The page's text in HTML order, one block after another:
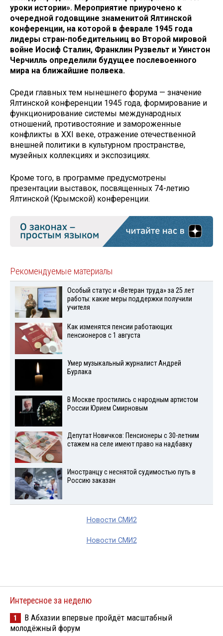
уроки истории». Мероприятие приурочено к
очередной годовщине знаменитой Ялтинской
конференции, на которой в феврале 1945 года
лидеры стран-победительниц во Второй мировой
войне Иосиф Сталин, Франклин Рузвельт и Уинстон
Черчилль определили будущее послевоенного
мира на ближайшие полвека.
Среди главных тем нынешнего форума — значение
Ялтинской конференции 1945 года, формирование и
функционирование системы международных
отношений, противостояние и замороженные
конфликты в XXI веке, отражение отечественной
внешней политики в культурном пространстве,
музейных коллекциях и экспозициях.
Кроме того, в программе предусмотрены
презентации выставок, посвященных 74-летию
Ялтинской (Крымской) конференции.
Рекомендуемые материалы
Особый статус и «Ветеран труда» за 25 лет
работы: какие меры поддержки получили
учителя
Как изменятся пенсии работающих
пенсионеров с 1 августа
Умер музыкальный журналист Андрей
Бурлака
В Москве простились с народным артистом
России Юрием Смирновым
Депутат Новичков: Пенсионеры с 30-летним
стажем на селе имеют право на надбавку
Иностранцу с неснятой судимостью путь в
Россию заказан
Новости СМИ2
Новости СМИ2
Интересное за неделю
1
В Абхазии впервые пройдёт масштабный
молодёжный форум